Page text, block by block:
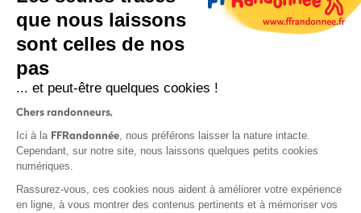
Protection des données
que nous laissons
sont celles de nos
pas
... et peut-être quelques cookies !
Chers randonneurs,
Ici à la FFRandonnée, nous préférons laisser la nature intacte.
Cependant, sur notre site, nous laissons quelques petits cookies
numériques.
Rassurez-vous, ces cookies nous aident à améliorer votre expérience
en ligne, à vous montrer des contenus pertinents et à mémoriser vos